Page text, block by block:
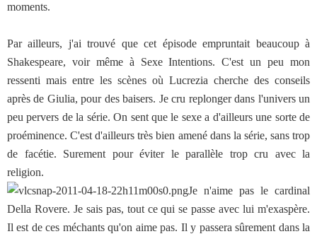
moments.
Par ailleurs, j'ai trouvé que cet épisode empruntait beaucoup à
Shakespeare, voir même à Sexe Intentions. C'est un peu mon
ressenti mais entre les scènes où Lucrezia cherche des conseils
après de Giulia, pour des baisers. Je cru replonger dans l'univers un
peu pervers de la série. On sent que le sexe a d'ailleurs une sorte de
proéminence. C'est d'ailleurs très bien amené dans la série, sans trop
de facétie. Surement pour éviter le parallèle trop cru avec la
religion.
Je n'aime pas le cardinal
Della Rovere. Je sais pas, tout ce qui se passe avec lui m'exaspère.
Il est de ces méchants qu'on aime pas. Il y passera sûrement dans la